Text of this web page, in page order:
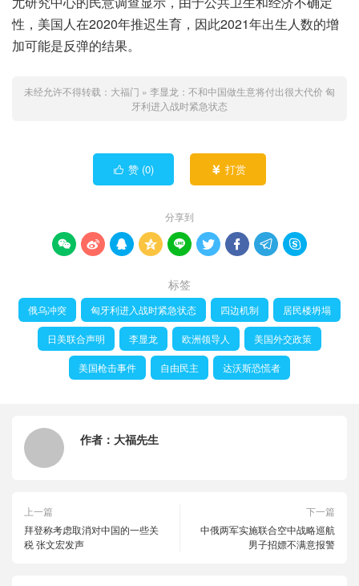
性，美国人在2020年推迟生育，因此2021年出生人数的增
加可能是反弹的结果。
未经允许不得转载： 大福门 » 李显龙：不和中国做生意将付出很大代价 匈
牙利进入战时紧急状态
 赞 (0)  打赏
分享到
        
标签
俄乌冲突 匈牙利进入战时紧急状态 四边机制 居民楼坍塌
日美联合声明 李显龙 欧洲领导人 美国外交政策
美国枪击事件 自由民主 达沃斯恐慌者
作者： 大福先生
上一篇
拜登称考虑取消对中国的一些关
税 张文宏发声
下一篇
中俄两军实施联合空中战略巡航
男子招嫖不满意报警